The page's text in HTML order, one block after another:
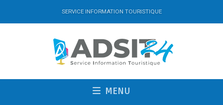
SERVICE INFORMATION TOURISTIQUE
MENU